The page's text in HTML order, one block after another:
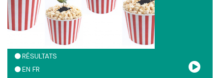
RÉSULTATS
EN FR